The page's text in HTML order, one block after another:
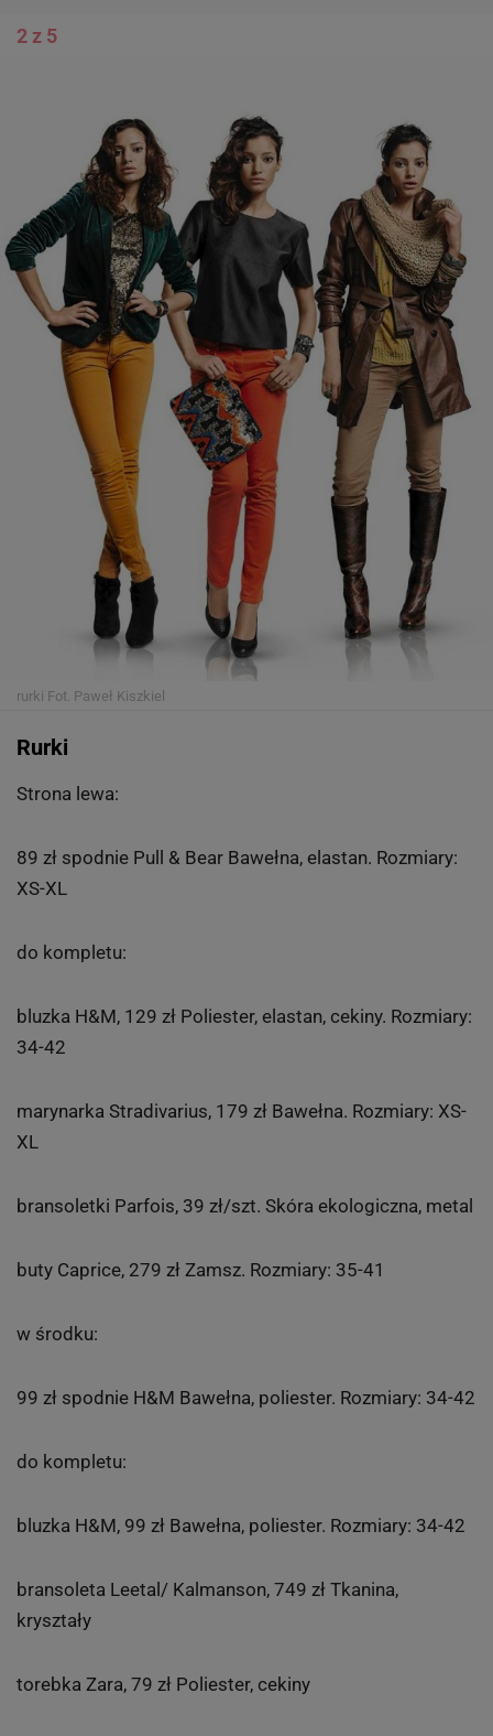
2 z 5
rurki Fot. Paweł Kiszkiel
Rurki
Strona lewa:
89 zł spodnie Pull & Bear Bawełna, elastan. Rozmiary:
XS-XL
do kompletu:
bluzka H&M, 129 zł Poliester, elastan, cekiny. Rozmiary:
34-42
marynarka Stradivarius, 179 zł Bawełna. Rozmiary: XS-
XL
bransoletki Parfois, 39 zł/szt. Skóra ekologiczna, metal
buty Caprice, 279 zł Zamsz. Rozmiary: 35-41­
w środku:
99 zł spodnie H&M Bawełna, poliester. Rozmiary: 34-42
do kompletu:
bluzka H&M, 99 zł Bawełna, poliester. Rozmiary: 34-42
bransoleta Leetal/ Kalmanson, 749 zł Tkanina,
kryształy
torebka Zara, 79 zł Poliester, cekiny